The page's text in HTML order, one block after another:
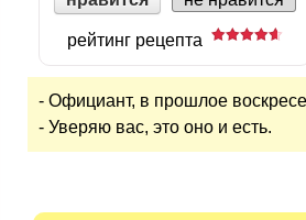
рейтинг рецепта
- Официант, в прошлое
- Уверяю вас, это оно и есть.